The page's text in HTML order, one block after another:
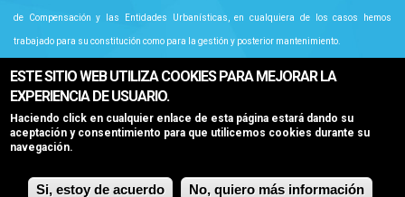
de Compensación y las Entidades Urbanísticas, en cualquiera de los casos hemos
trabajado para su constitución como para la gestión y posterior mantenimiento.
ESTE SITIO WEB UTILIZA COOKIES PARA MEJORAR LA
EXPERIENCIA DE USUARIO.
Haciendo click en cualquier enlace de esta página estará dando su
aceptación y consentimiento para que utilicemos cookies durante su
navegación.
Si, estoy de acuerdo No, quiero más información